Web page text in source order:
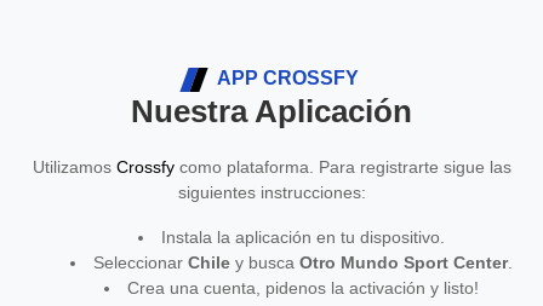
APP CROSSFY
Nuestra Aplicación
Utilizamos Crossfycomo plataforma. Para registrarte sigue las
siguientes instrucciones:
Instala la aplicación en tu dispositivo.
Seleccionar Chiley busca Otro Mundo Sport Center.
Crea una cuenta, pidenos la activación y listo!